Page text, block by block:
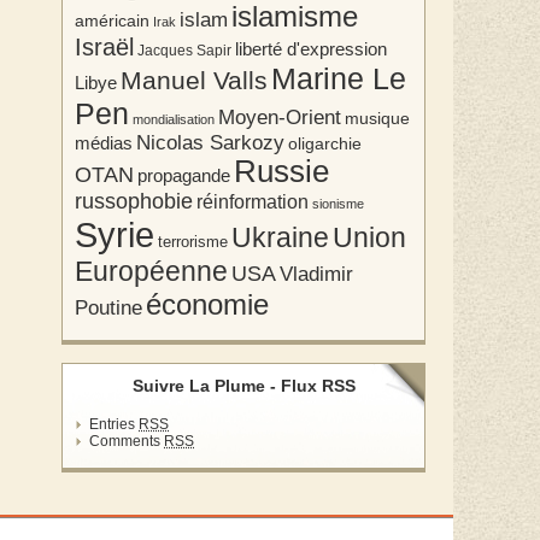
américain Irak islam islamisme
Israël Jacques Sapir liberté d'expression
Libye Manuel Valls Marine Le
Pen mondialisation Moyen-Orient musique
médias Nicolas Sarkozyoligarchie
OTAN propagande Russie
russophobie réinformation sionisme
Syrie terrorisme Ukraine Union
Européenne USAVladimir
Poutine économie
Suivre La Plume - Flux RSS
Entries RSS
Comments RSS